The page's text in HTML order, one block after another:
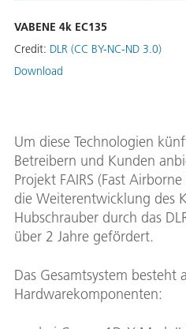
VABENE 4k EC135
Credit: DLR (CC BY-NC-ND 3.0)
Download
Um diese Technologien
Betreibern und Kunden
Projekt FAIRS (Fast
die Weiterentwicklung des
Hubschrauber durch das
über 2 Jahre gefördert.
Das Gesamtsystem besteht
Hardwarekomponenten: